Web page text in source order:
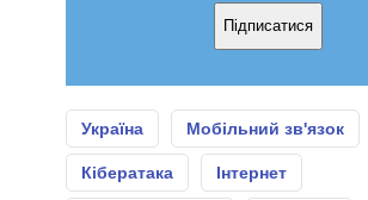
Підписатися
Україна Мобільний зв'язок
Кібератака Інтернет